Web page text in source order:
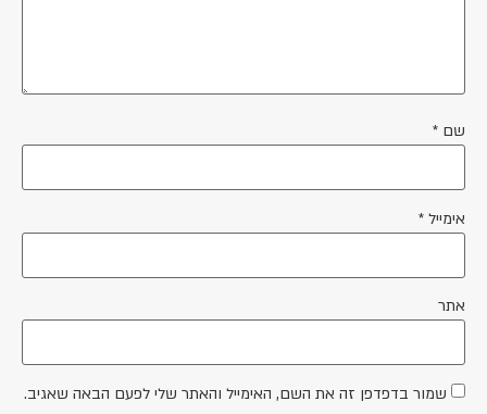
שם *
אימייל *
אתר
שמור בדפדפן זה את השם, האימייל והאתר שלי לפעם הבאה שאגיב.